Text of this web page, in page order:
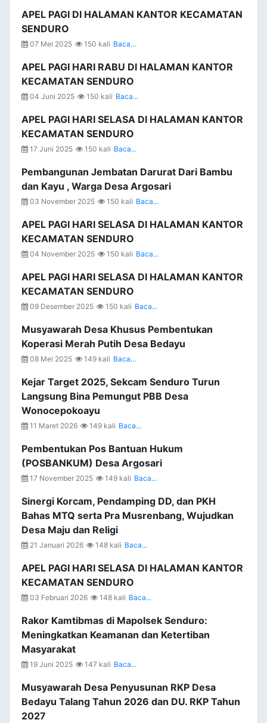
APEL PAGI DI HALAMAN KANTOR KECAMATAN
SENDURO
07 Mei 2025 150 kali Baca...
APEL PAGI HARI RABU DI HALAMAN KANTOR
KECAMATAN SENDURO
04 Juni 2025 150 kali Baca...
APEL PAGI HARI SELASA DI HALAMAN KANTOR
KECAMATAN SENDURO
17 Juni 2025 150 kali Baca...
Pembangunan Jembatan Darurat Dari Bambu
dan Kayu , Warga Desa Argosari
03 November 2025 150 kali Baca...
APEL PAGI HARI SELASA DI HALAMAN KANTOR
KECAMATAN SENDURO
04 November 2025 150 kali Baca...
APEL PAGI HARI SELASA DI HALAMAN KANTOR
KECAMATAN SENDURO
09 Desember 2025 150 kali Baca...
Musyawarah Desa Khusus Pembentukan
Koperasi Merah Putih Desa Bedayu
08 Mei 2025 149 kali Baca...
Kejar Target 2025, Sekcam Senduro Turun
Langsung Bina Pemungut PBB Desa
Wonocepokoayu
11 Maret 2026 149 kali Baca...
Pembentukan Pos Bantuan Hukum
(POSBANKUM) Desa Argosari
17 November 2025 149 kali Baca...
Sinergi Korcam, Pendamping DD, dan PKH
Bahas MTQ serta Pra Musrenbang, Wujudkan
Desa Maju dan Religi
21 Januari 2026 148 kali Baca...
APEL PAGI HARI SELASA DI HALAMAN KANTOR
KECAMATAN SENDURO
03 Februari 2026 148 kali Baca...
Rakor Kamtibmas di Mapolsek Senduro:
Meningkatkan Keamanan dan Ketertiban
Masyarakat
19 Juni 2025 147 kali Baca...
Musyawarah Desa Penyusunan RKP Desa
Bedayu Talang Tahun 2026 dan DU. RKP Tahun
2027